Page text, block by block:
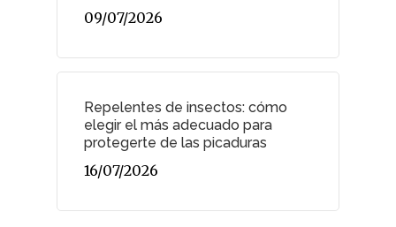
09/07/2026
Repelentes de insectos: cómo
elegir el más adecuado para
protegerte de las picaduras
16/07/2026